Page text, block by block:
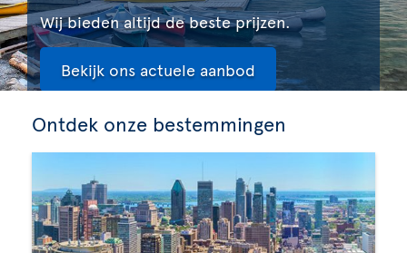
Wij bieden altijd de beste prijzen.
Bekijk ons actuele aanbod
Ontdek onze bestemmingen